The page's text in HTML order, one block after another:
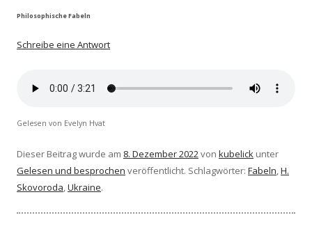
Philosophische Fabeln
Schreibe eine Antwort
Gelesen von Evelyn Hvat
Dieser Beitrag wurde am 8. Dezember 2022von kubelick unter
Gelesen und besprochen veröffentlicht. Schlagwörter: Fabeln,H.
Skovoroda,Ukraine.